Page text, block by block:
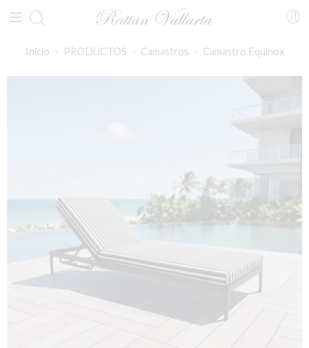
Inicio PRODUCTOS Camastros Camastro Equinox